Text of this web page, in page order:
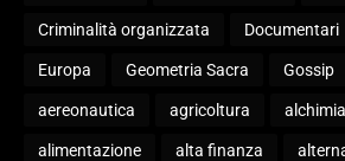
Criminalità organizzata Documentari
Europa Geometria Sacra Gossip
aereonautica agricoltura alchimia
alimentazione alta finanza